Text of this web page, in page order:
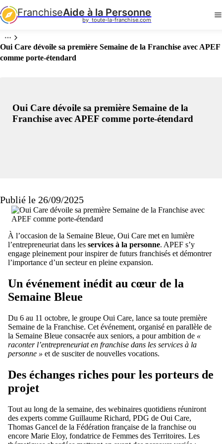
FranchiseAide à la Personne
by  toute-la-franchise.com
Oui Care dévoile sa première Semaine de la Franchise avec APEF
comme porte-étendard
Oui Care dévoile sa première Semaine de la
Franchise avec APEF comme porte-étendard
Publié le 26/09/2025
À l’occasion de la Semaine Bleue, Oui Care met en lumière
l’entrepreneuriat dans les services à la personne. APEF s’y
engage pleinement pour inspirer de futurs franchisés et démontrer
l’importance d’un secteur en pleine expansion.
Un événement inédit au cœur de la
Semaine Bleue
Du 6 au 11 octobre, le groupe Oui Care, lance sa toute première
Semaine de la Franchise. Cet événement, organisé en parallèle de
la Semaine Bleue consacrée aux seniors, a pour ambition de «
raconter l’entrepreneuriat en franchise dans les services à la
personne » et de susciter de nouvelles vocations.
Des échanges riches pour les porteurs de
projet
Tout au long de la semaine, des webinaires quotidiens réuniront
des experts comme Guillaume Richard, PDG de Oui Care,
Thomas Gancel de la Fédération française de la franchise ou
encore Marie Eloy, fondatrice de Femmes des Territoires. Les